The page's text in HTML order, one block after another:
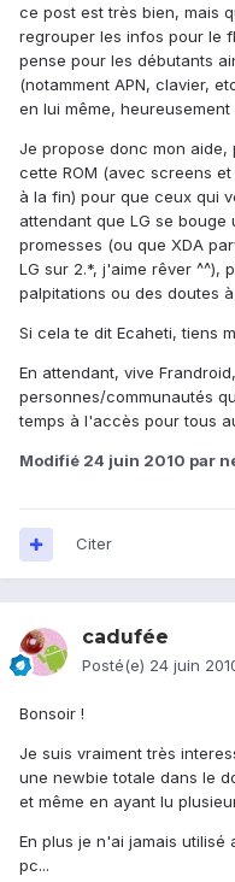
ce post est très bien, mais
regrouper les infos pour le
pense pour les débutants
(notamment APN, clavier,
en lui même, heureusement
Je propose donc mon
cette ROM (avec screens
à la fin) pour que ceux qui
attendant que LG se
promesses (ou que XDA
LG sur 2.*, j'aime rêver ^^),
palpitations ou des doutes
Si cela te dit Ecaheti, tiens
En attendant, vive
personnes/communautés
temps à l'accès pour tous
Modifié 24 juin 2010 par
Citer
cadufée
Posté(e) 24 juin
Bonsoir !
Je suis vraiment très
une newbie totale dans le
et même en ayant lu
En plus je n'ai jamais
pc...